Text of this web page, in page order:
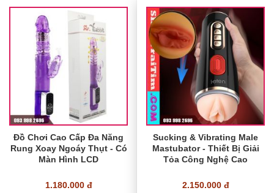
Đồ Chơi Cao Cấp Đa Năng
Rung Xoay Ngoáy Thụt - Có
Màn Hình LCD
1.180.000 đ
Sucking & Vibrating Male
Mastubator - Thiết Bị Giải
Tỏa Công Nghệ Cao
2.150.000 đ